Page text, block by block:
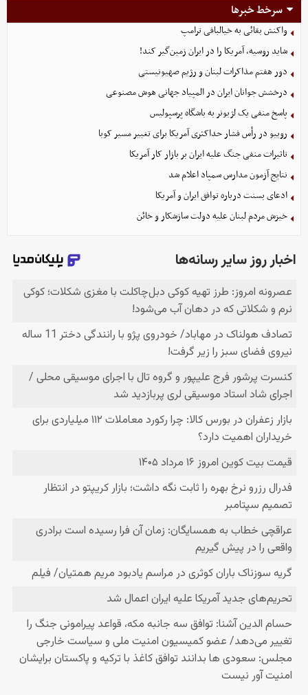
سرخط خبرها
واکنش بقائی به خیالبافی ترامپ
شاید روسیه، آمریکا را در ایران زمین‌گیر کند!
دور هفتم مذاکرات لبنان و رژیم صهیونیستی
درخشش جوانان ایران در المپیاد جهانی هوش مصنوعی
پاسخ منفی یک لژیونر به باشگاه پرسپولیس
روبیو در رأس فشار حداکثری آمریکا برای تغییر مسیر کوبا
تاثیرات منفی جنگ علیه ایران بر بازار کار آمریکا
نتایج آزمون مدارس سمپاد اعلام شد
ادعای بسنت درباره توافق ایران و آمریکا
خیزش مردم لبنان علیه دولت سازشکار و خائن